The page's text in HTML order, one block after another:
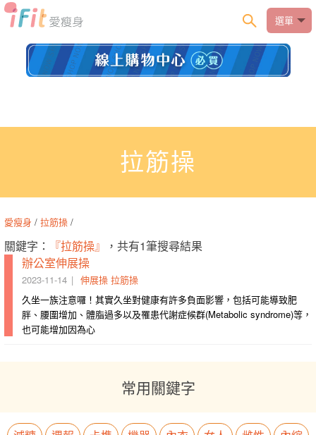
選單
拉筋操
愛瘦身 / 拉筋操 /
關鍵字： 『拉筋操』
，共有1筆搜尋結果
辦公室伸展操
2023-11-14 伸展操 拉筋操
久坐一族注意囉！其實久坐對健康有許多負面影響，包括可能導致肥
胖、腰圍增加、體脂過多以及罹患代謝症候群(Metabolic syndrome)等，
也可能增加因為心
常用關鍵字